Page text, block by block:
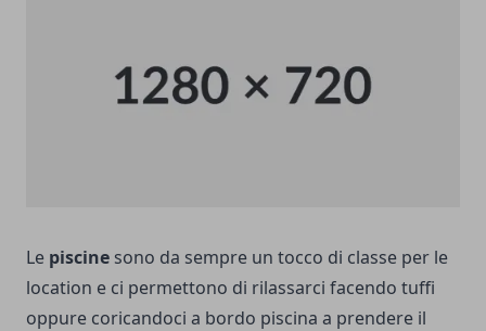
Le piscine sono da sempre un tocco di classe per le
location e ci permettono di rilassarci facendo tuffi
oppure coricandoci a bordo piscina a prendere il